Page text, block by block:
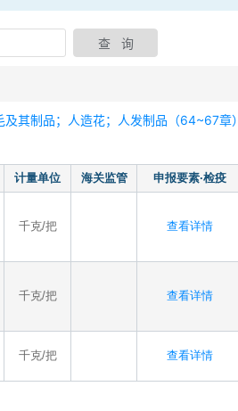
其制品；人造花；人发制品（64~67章）
计量单位 海关监管 申报要素·检疫
千克/把 查看详情
千克/把 查看详情
千克/把 查看详情